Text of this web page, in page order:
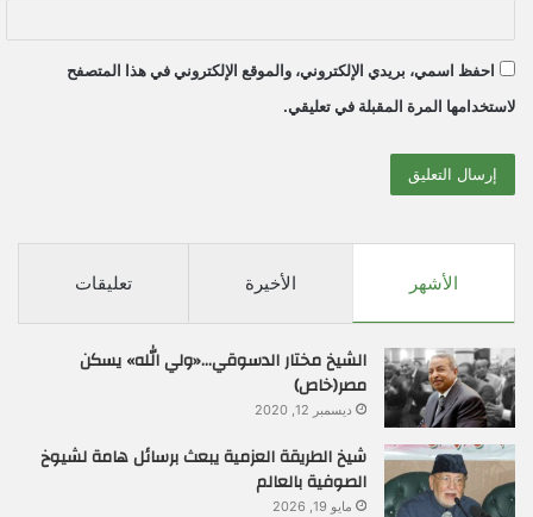
احفظ اسمي، بريدي الإلكتروني، والموقع الإلكتروني في هذا المتصفح
لاستخدامها المرة المقبلة في تعليقي.
الأشهر الأخيرة تعليقات
الشيخ مختار الدسوقي…«ولي الله» يسكن
مصر(خاص)
ديسمبر 12, 2020
شيخ الطريقة العزمية يبعث برسائل هامة لشيوخ
الصوفية بالعالم
مايو 19, 2026